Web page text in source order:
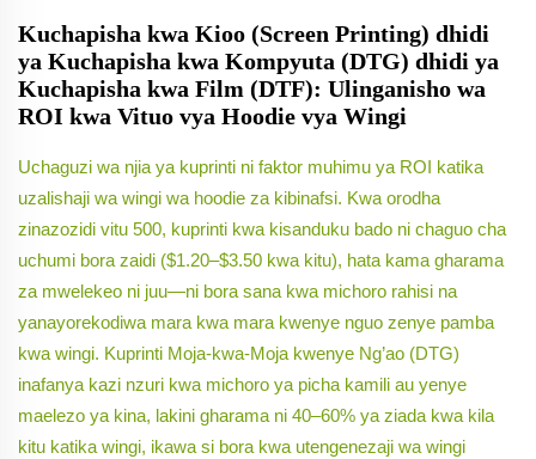
Kuchapisha kwa Kioo (Screen Printing) dhidi
ya Kuchapisha kwa Kompyuta (DTG) dhidi ya
Kuchapisha kwa Film (DTF): Ulinganisho wa
ROI kwa Vituo vya Hoodie vya Wingi
Uchaguzi wa njia ya kuprinti ni faktor muhimu ya ROI katika
uzalishaji wa wingi wa hoodie za kibinafsi. Kwa orodha
zinazozidi vitu 500, kuprinti kwa kisanduku bado ni chaguo cha
uchumi bora zaidi ($1.20–$3.50 kwa kitu), hata kama gharama
za mwelekeo ni juu—ni bora sana kwa michoro rahisi na
yanayorekodiwa mara kwa mara kwenye nguo zenye pamba
kwa wingi. Kuprinti Moja-kwa-Moja kwenye Ng’ao (DTG)
inafanya kazi nzuri kwa michoro ya picha kamili au yenye
maelezo ya kina, lakini gharama ni 40–60% ya ziada kwa kila
kitu katika wingi, ikawa si bora kwa utengenezaji wa wingi